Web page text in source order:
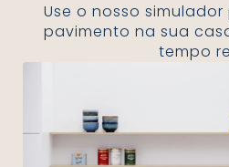
Use o nosso simulador para aplicar este
pavimento na sua
tempo